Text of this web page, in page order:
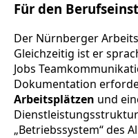
Für den
Der Nürnberger
Gleichzeitig ist er
Jobs
Dokumentation
Arbeitsplätzen und
„Betriebssystem“ des